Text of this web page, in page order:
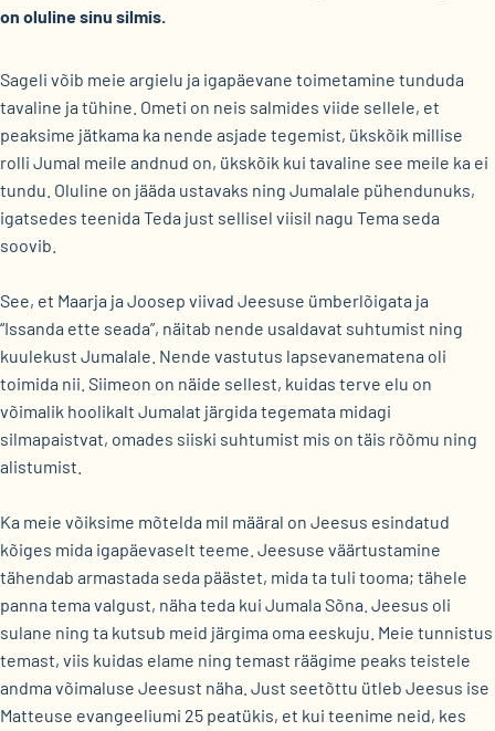
on oluline sinu silmis.
Sageli võib meie argielu ja igapäevane toimetamine tunduda
tavaline ja tühine. Ometi on neis salmides viide sellele, et
peaksime jätkama ka nende asjade tegemist, ükskõik millise
rolli Jumal meile andnud on, ükskõik kui tavaline see meile ka ei
tundu. Oluline on jääda ustavaks ning Jumalale pühendunuks,
igatsedes teenida Teda just sellisel viisil nagu Tema seda
soovib.
See, et Maarja ja Joosep viivad Jeesuse ümberlõigata ja
“Issanda ette seada”, näitab nende usaldavat suhtumist ning
kuulekust Jumalale. Nende vastutus lapsevanematena oli
toimida nii. Siimeon on näide sellest, kuidas terve elu on
võimalik hoolikalt Jumalat järgida tegemata midagi
silmapaistvat, omades siiski suhtumist mis on täis rõõmu ning
alistumist.
Ka meie võiksime mõtelda mil määral on Jeesus esindatud
kõiges mida igapäevaselt teeme. Jeesuse väärtustamine
tähendab armastada seda päästet, mida ta tuli tooma; tähele
panna tema valgust, näha teda kui Jumala Sõna. Jeesus oli
sulane ning ta kutsub meid järgima oma eeskuju. Meie tunnistus
temast, viis kuidas elame ning temast räägime peaks teistele
andma võimaluse Jeesust näha. Just seetõttu ütleb Jeesus ise
Matteuse evangeeliumi 25 peatükis, et kui teenime neid, kes